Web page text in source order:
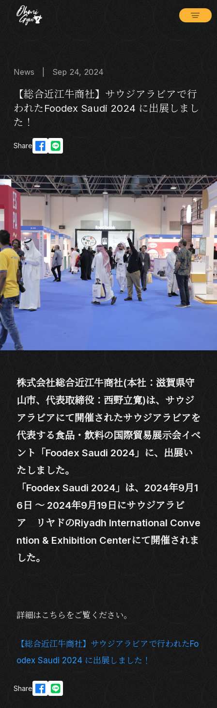
News | Sep 24, 2024
【総合近江牛商社】サウジアラビアで行
われたFoodex Saudi 2024 に出展しまし
た！
Share
株式会社総合近江牛商社(本社：滋賀県守
山市、代表取締役：西野立寛)は、サウジ
アラビアにて開催されたサウジアラビアを
代表する食品・飲料の国際貿易展示会イベ
ント「Foodex Saudi 2024」に、出展い
たしました。
「Foodex Saudi 2024」は、2024年9月1
6日 ～ 2024年9月19日にサウジアラビ
ア リヤドのRiyadh International Conve
ntion & Exhibition Centerにて開催されま
した。
詳細はこちらをご覧ください。
【総合近江牛商社】サウジアラビアで行われたFo
odex Saudi 2024 に出展しました！
Share